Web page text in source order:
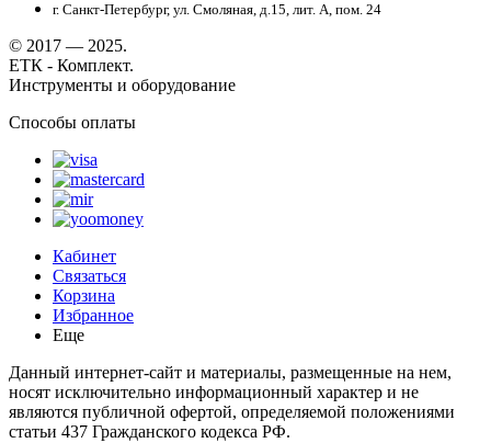
г. Санкт-Петербург, ул. Смоляная, д.15, лит. А, пом. 24
© 2017 — 2025.
ЕТК - Комплект.
Инструменты и оборудование
Способы оплаты
Кабинет
Связаться
Корзина
Избранное
Еще
Данный интернет-сайт и материалы, размещенные на нем,
носят исключительно информационный характер и не
являются публичной офертой, определяемой положениями
статьи 437 Гражданского кодекса РФ.